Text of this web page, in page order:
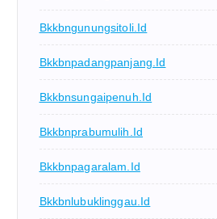
Bkkbngunungsitoli.id
Bkkbnpadangpanjang.id
Bkkbnsungaipenuh.id
Bkkbnprabumulih.id
Bkkbnpagaralam.id
Bkkbnlubuklinggau.id